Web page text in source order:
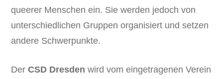
queerer Menschen ein. Sie werden jedoch von
unterschiedlichen Gruppen organisiert und setzen
andere Schwerpunkte.
DerCSD Dresden wird vom eingetragenen Verein